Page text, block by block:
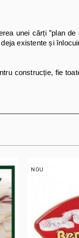
unei cărți ”plan de
existente și
construcție, fie
NOU